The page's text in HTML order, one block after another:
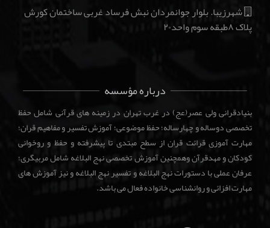
شهرزیبا. بلوار جوانمردان نبش فرساد غربی ساختمان کورش
پلاک ۸طبقه سوم واحد۲۰
درباره مؤسسه
بنیادقرانی ولی عصر(عج) در غرب تهران در زمینه های قرآنی شامل حفظ
تخصصی دوساله و چهارساله؛ حفظ موضوعی؛ آموزش تفسیر و مفاهیم قران؛
مهارت آموزی قرائت قران از سطح مبتدی تا پیشرفته و حفظ و روخوانی
کودکان و مهدقرآن وهمچنین آموزش تخصصی نهج البلاغه شامل مربیگری؛
عرفان عملی با دستورات نهج البلاغه و تفسیر نهج البلاغه و نیز آموزش های
مهارت افزائی و روانشناسی خانواده فعال می باشد.